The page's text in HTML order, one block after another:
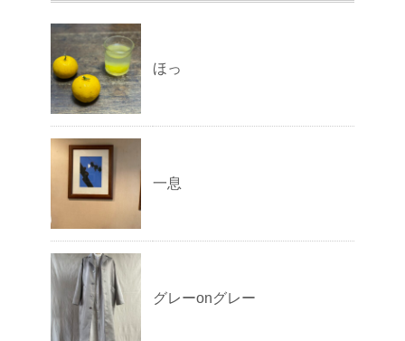
ほっ
一息
グレーonグレー